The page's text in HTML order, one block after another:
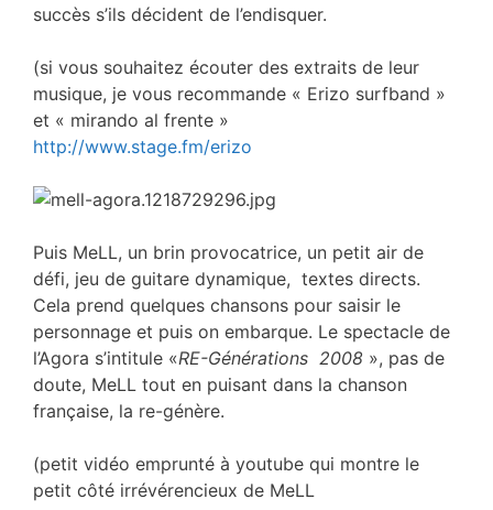
succès s’ils décident de l’endisquer.
(si vous souhaitez écouter des extraits de leur
musique, je vous recommande « Erizo surfband »
et « mirando al frente »
http://www.stage.fm/erizo
Puis MeLL, un brin provocatrice, un petit air de
défi, jeu de guitare dynamique, textes directs.
Cela prend quelques chansons pour saisir le
personnage et puis on embarque. Le spectacle de
l’Agora s’intitule «RE-Générations 2008 », pas de
doute, MeLL tout en puisant dans la chanson
française, la re-génère.
(petit vidéo emprunté à youtube qui montre le
petit côté irrévérencieux de MeLL